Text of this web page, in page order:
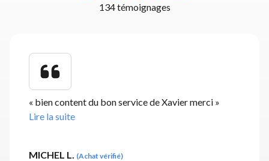
134 témoignages
« bien content du bon service de Xavier merci »
Lire la suite
MICHEL L. (Achat vérifié)